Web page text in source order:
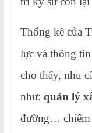
Thống kê của
lực và thông
cho thấy, nhu
như: quản lý
đường… chiếm